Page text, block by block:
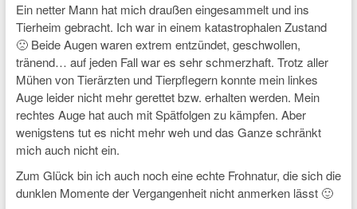
Ein netter Mann hat mich draußen eingesammelt und ins
Tierheim gebracht. Ich war in einem katastrophalen Zustand
🙁 Beide Augen waren extrem entzündet, geschwollen,
tränend… auf jeden Fall war es sehr schmerzhaft. Trotz aller
Mühen von Tierärzten und Tierpflegern konnte mein linkes
Auge leider nicht mehr gerettet bzw. erhalten werden. Mein
rechtes Auge hat auch mit Spätfolgen zu kämpfen. Aber
wenigstens tut es nicht mehr weh und das Ganze schränkt
mich auch nicht ein.
Zum Glück bin ich auch noch eine echte Frohnatur, die sich die
dunklen Momente der Vergangenheit nicht anmerken lässt 🙂